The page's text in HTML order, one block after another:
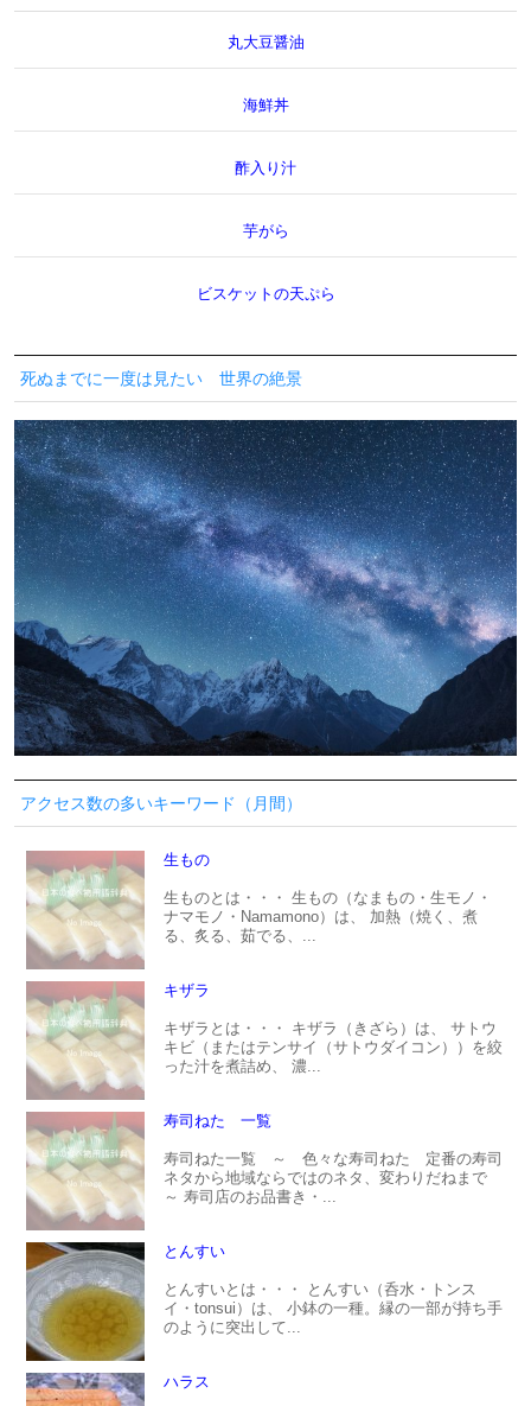
丸大豆醤油
海鮮丼
酢入り汁
芋がら
ビスケットの天ぷら
死ぬまでに一度は見たい 世界の絶景
アクセス数の多いキーワード（月間）
生もの
生ものとは・・・ 生もの（なまもの・生モノ・
ナマモノ・Namamono）は、 加熱（焼く、煮
る、炙る、茹でる、...
キザラ
キザラとは・・・ キザラ（きざら）は、 サトウ
キビ（またはテンサイ（サトウダイコン））を絞
った汁を煮詰め、 濃...
寿司ねた 一覧
寿司ねた一覧 ～ 色々な寿司ねた 定番の寿司
ネタから地域ならではのネタ、変わりだねまで
～ 寿司店のお品書き・...
とんすい
とんすいとは・・・ とんすい（呑水・トンス
イ・tonsui）は、 小鉢の一種。縁の一部が持ち手
のように突出して...
ハラス